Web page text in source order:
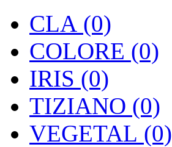
CLA (0)
COLORE (0)
IRIS (0)
TIZIANO (0)
VEGETAL (0)